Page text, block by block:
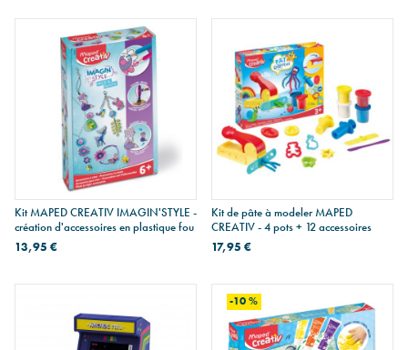
Kit MAPED CREATIV IMAGIN'STYLE -
création d'accessoires en plastique fou
13,95 €
Kit de pâte à modeler MAPED
CREATIV - 4 pots + 12 accessoires
17,95 €
-10 %